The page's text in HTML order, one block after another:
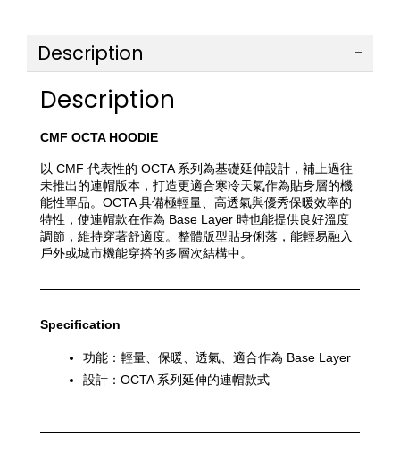
Description
Description
CMF OCTA HOODIE
以 CMF 代表性的 OCTA 系列為基礎延伸設計，補上過往
未推出的連帽版本，打造更適合寒冷天氣作為貼身層的機
能性單品。OCTA 具備極輕量、高透氣與優秀保暖效率的
特性，使連帽款在作為 Base Layer 時也能提供良好溫度
調節，維持穿著舒適度。整體版型貼身俐落，能輕易融入
戶外或城市機能穿搭的多層次結構中。
Specification
功能：輕量、保暖、透氣、適合作為 Base Layer
設計：OCTA 系列延伸的連帽款式